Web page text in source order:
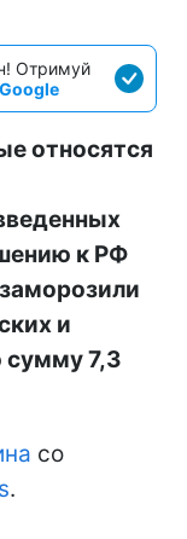
Отримуй
относятся
к РФ
и
7,3
со
.